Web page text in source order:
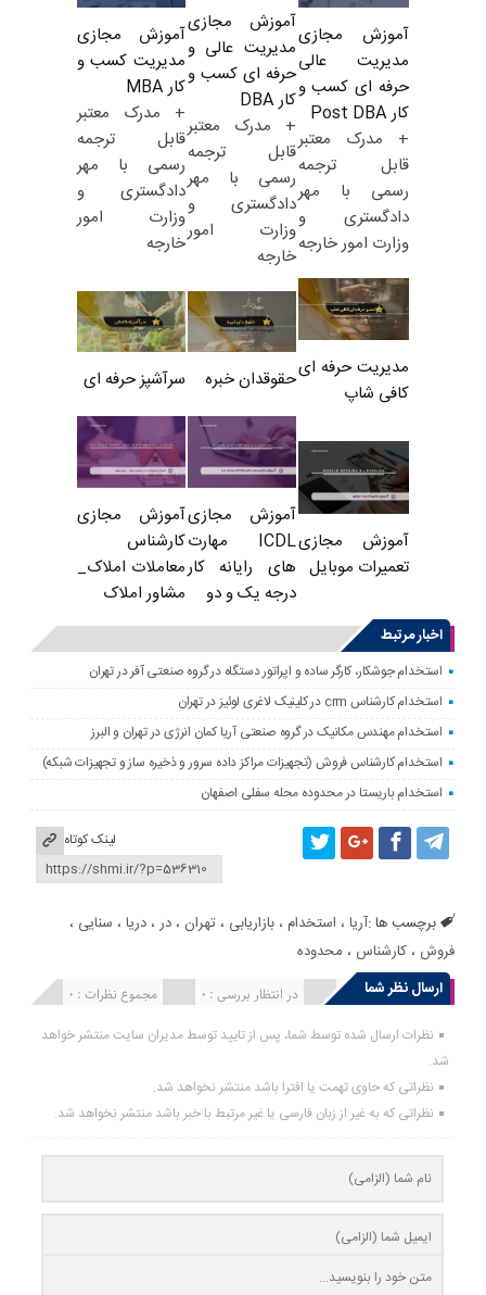
آموزش مجازی
مدیریت عالی
حرفه ای کسب و
کار Post DBA
+ مدرک معتبر
قابل ترجمه
رسمی با مهر
دادگستری و
وزارت امور خارجه
آموزش مجازی
مدیریت عالی و
حرفه ای کسب و
کار DBA
+ مدرک معتبر
قابل ترجمه
رسمی با مهر
دادگستری و
وزارت امور
خارجه
آموزش مجازی
مدیریت کسب و
کار MBA
+ مدرک معتبر
قابل ترجمه
رسمی با مهر
دادگستری و
وزارت امور
خارجه
مدیریت حرفه ای
کافی شاپ
حقوقدان خبره سرآشپز حرفه ای
آموزش مجازی
تعمیرات موبایل
آموزش مجازی
ICDL مهارت
های رایانه کار
درجه یک و دو
آموزش مجازی
کارشناس
معاملات املاک_
مشاور املاک
اخبار مرتبط
استخدام جوشکار، کارگر ساده و اپراتور دستگاه در گروه صنعتی آفر در تهران
استخدام کارشناس crm در کلینیک لاغری لوئیز در تهران
استخدام مهندس مکانیک در گروه صنعتی آریا کمان انرژی در تهران و البرز
استخدام کارشناس فروش (تجهیزات مراکز داده سرور و ذخیره ساز و تجهیزات شبکه)
استخدام باریستا در محدوده محله سفلی اصفهان
لینک کوتاه
برچسب ها :آریا ، استخدام ،بازاریابی ،تهران ،در ،دریا ، سنایی ،
فروش ،کارشناس ، محدوده
ارسال نظر شما
مجموع نظرات : 0 در انتظار بررسی : 0 انتشار یافته : 0
نظرات ارسال شده توسط شما، پس از تایید توسط مدیران سایت منتشر خواهد
شد.
نظراتی که حاوی تهمت یا افترا باشد منتشر نخواهد شد.
نظراتی که به غیر از زبان فارسی یا غیر مرتبط با خبر باشد منتشر نخواهد شد.